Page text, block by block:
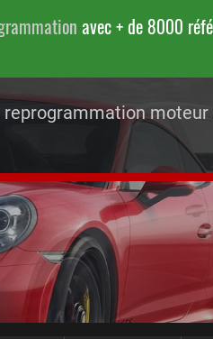
avec + de 8000
reprogrammation moteur